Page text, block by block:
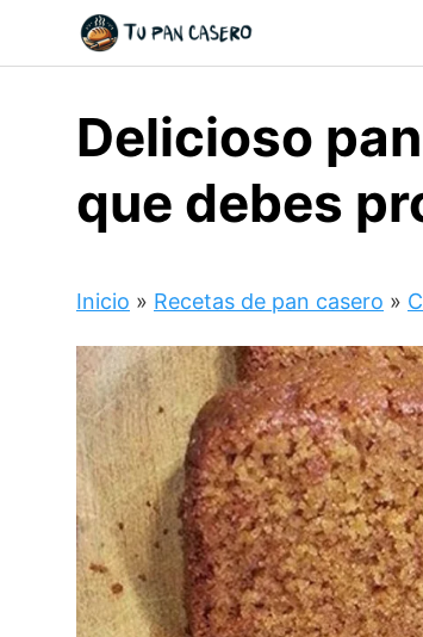
content
Delicioso
que debes
Inicio » Recetas de pan casero »